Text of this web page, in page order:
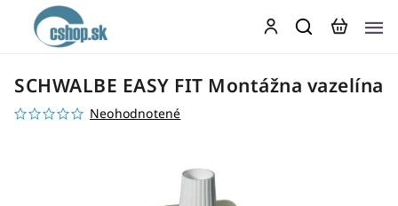
SCHWALBE EASY FIT Montážna vazelína
Neohodnotené